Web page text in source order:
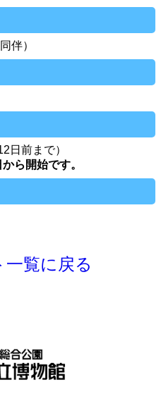
伴）
日前まで）
ら開始です。
一覧に戻る